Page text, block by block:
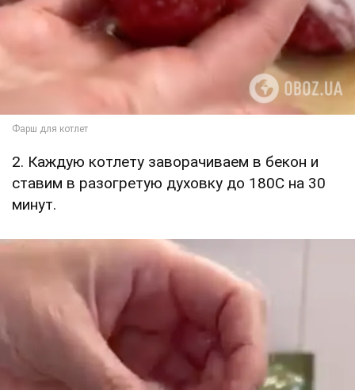
2. Каждую котлету заворачиваем в бекон и
ставим в разогретую духовку до 180С на 30
минут.